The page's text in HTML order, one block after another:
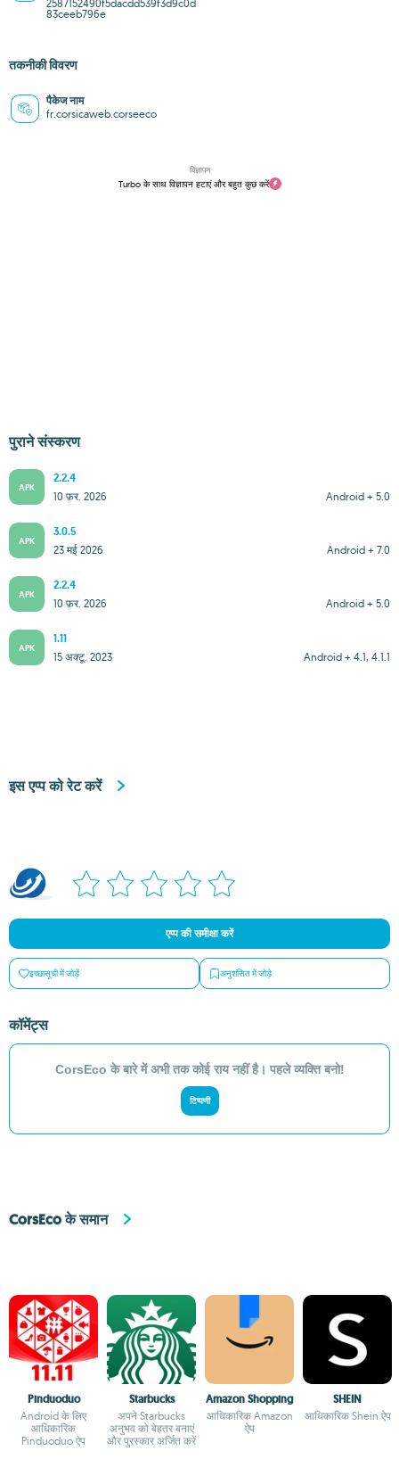
2587152490f5dacdd539f3d9c0d
83ceeb796e
तकनीकी विवरण
पैकेज नाम
fr.corsicaweb.corseeco
विज्ञापन
Turbo के साथ विज्ञापन हटाएं और बहुत कुछ करें
पुराने संस्करण
APK
2.2.4
Android + 5.0
10 फ़र. 2026
APK
3.0.5
Android + 7.0
23 मई 2026
APK
2.2.4
Android + 5.0
10 फ़र. 2026
APK
1.11
Android + 4.1, 4.1.1
15 अक्टू. 2023
इस एप्प को रेट करें
एप्प की समीक्षा करें
इच्छासूची में जोड़ें अनुशंसित में जोड़े
कॉमेंट्स
CorsEco के बारे में अभी तक कोई राय नहीं है। पहले व्यक्ति बनो!
टिप्पणी
CorsEco के समान
Pinduoduo
Android के लिए
आधिकारिक
Pinduoduo ऐप
Starbucks
अपने Starbucks
अनुभव को बेहतर बनाएं
और पुरस्कार अर्जित करें
Amazon Shopping
आधिकारिक Amazon
ऐप
SHEIN
आधिकारिक Shein ऐप